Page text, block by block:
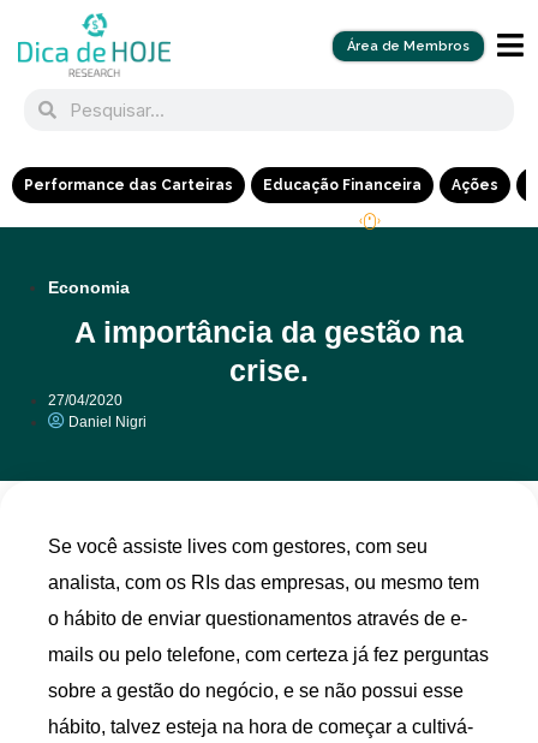
Área de Membros
Performance das Carteiras Educação Financeira Ações
Economia
A importância da gestão na
crise.
27/04/2020
Daniel Nigri
Se você assiste lives com gestores, com seu
analista, com os RIs das empresas, ou mesmo tem
o hábito de enviar questionamentos através de e-
mails ou pelo telefone, com certeza já fez perguntas
sobre a gestão do negócio, e se não possui esse
hábito, talvez esteja na hora de começar a cultivá-